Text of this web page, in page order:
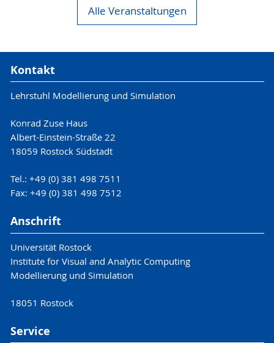
Alle Veranstaltungen
Kontakt
Lehrstuhl Modellierung und Simulation
Konrad Zuse Haus
Albert-Einstein-Straße 22
18059 Rostock Südstadt
Tel.: +49 (0) 381 498 7511
Fax: +49 (0) 381 498 7512
Anschrift
Universität Rostock
Institute for Visual and Analytic Computing
Modellierung und Simulation
18051 Rostock
Service